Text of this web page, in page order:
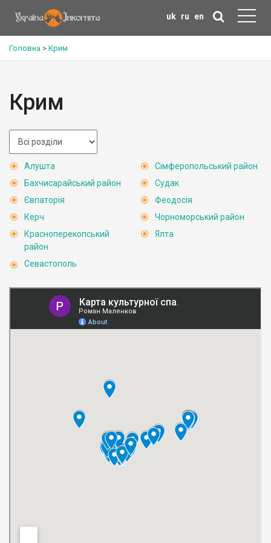
uk ru en
Головна > Крим
Крим
Алушта
Бахчисарайський район
Євпаторія
Керч
Красноперекопський
район
Севастополь
Сімферопольський район
Судак
Феодосія
Чорноморський район
Ялта